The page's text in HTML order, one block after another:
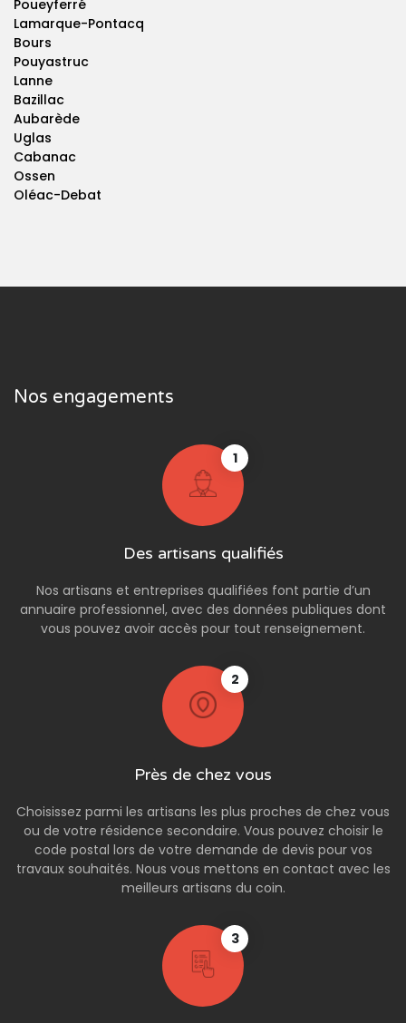
Poueyferré
Lamarque-Pontacq
Bours
Pouyastruc
Lanne
Bazillac
Aubarède
Uglas
Cabanac
Ossen
Oléac-Debat
Nos engagements
1
Des artisans qualifiés
Nos artisans et entreprises qualifiées font partie d’un
annuaire professionnel, avec des données publiques dont
vous pouvez avoir accès pour tout renseignement.
2
Près de chez vous
Choisissez parmi les artisans les plus proches de chez vous
ou de votre résidence secondaire. Vous pouvez choisir le
code postal lors de votre demande de devis pour vos
travaux souhaités. Nous vous mettons en contact avec les
meilleurs artisans du coin.
3